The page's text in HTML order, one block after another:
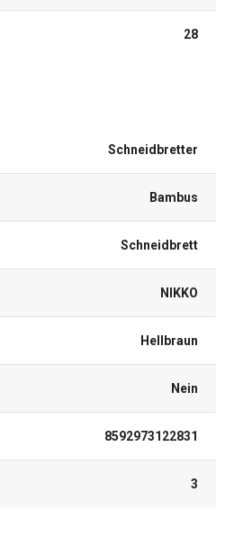
28
Schneidbretter
Bambus
Schneidbrett
NIKKO
Hellbraun
Nein
8592973122831
3